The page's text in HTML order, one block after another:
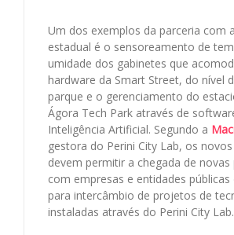
Um dos exemplos da parceria com
estadual é o sensoreamento de
umidade dos gabinetes que
hardware da Smart Street, do nível
parque e o gerenciamento do
Ágora Tech Park através de
Inteligência Artificial. Segundo a
gestora do Perini City Lab, os
devem permitir a chegada de novas
com empresas e entidades públicas
para intercâmbio de projetos de
instaladas através do Perini City Lab.